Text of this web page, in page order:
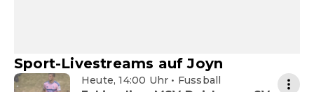
Sport-Livestreams auf Joyn
Heute, 14:00 Uhr • Fussball